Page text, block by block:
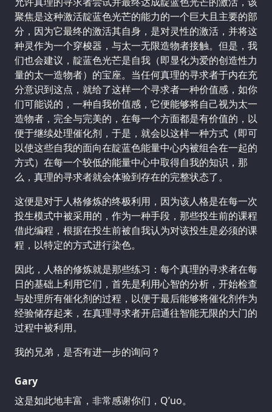
聚焦是这种激活靛蓝色光芒的能力的一个巨大且主要的部
分，因为它最终的激活其自身，是对灵性的激活，并将这
种灵作为一个穿梭器，与太一无限造物者接触。但是，我
们也会建议，靛蓝色光芒是自我（即显化为爱的创造性力
量的太一造物者）的宝座。当任何真理的寻求者于内在充
分意识到这点，就给了这样一个寻求者一种价值感，如你
们可能说的，一种自我价值感，它便能够将自己视为太一
造物者，完全与完美的，在每一个方面都是有价值的，以
便于继续处理催化剂，于是，就会以这样一种方式（即可
以使这些自我的面向在靛蓝色能量中心内被组合在一起的
方式）在每一个较低的能量中心中取得自我的知识，那
么，真理的寻求者就会体验到存在的完整状态了。
这便是对于人格修炼的终极利用，因为该人格是在每一次
投生模式中被采用的，作为一种手段，那些投生前的课程
借此编程，根据在投生前被自我认为对该投生是必须的课
程，以特定的方式进行染色。
因此，人格的修炼就是那些练习：每个真理的寻求者在每
日的基础上利用它们，首先是利用心智的分析，开始检查
与处理所有催化剂的过程，以便于最后能够将催化剂作为
经验储存起来，在真理寻求者开启通往智能无限的大门的
过程中被利用。
我的兄弟，是否有进一步的询问？
Gary
这是如此地丰富，非常感谢你们，Q’uo。